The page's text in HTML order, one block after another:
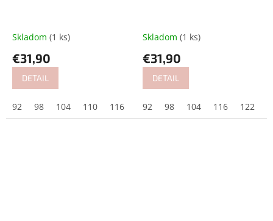
Skladom (1 ks)
€31,90
DETAIL
92 98 104 110 116 122 128 134
Skladom (1 ks)
€31,90
DETAIL
92 98 104 116 122